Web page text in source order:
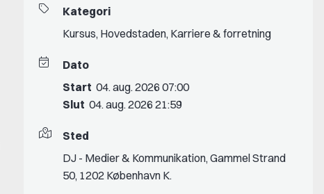
Kategori
Kursus, Hovedstaden, Karriere & forretning
Dato
Start 04. aug. 2026 07:00
Slut 04. aug. 2026 21:59
Sted
DJ - Medier & Kommunikation, Gammel Strand
50, 1202 København K.